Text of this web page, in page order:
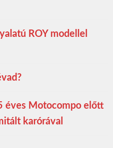
ROY modellel
éves Motocompo előtt
karórával